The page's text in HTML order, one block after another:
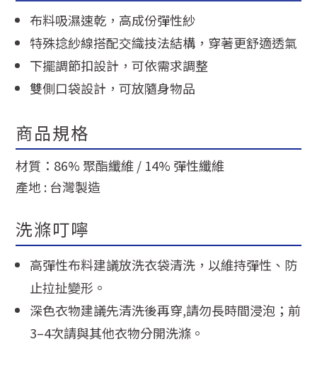
布料吸濕速乾，高成份彈性紗
特殊捻紗線搭配交織技法結構，穿著更舒適透氣
下擺調節扣設計，可依需求調整
雙側口袋設計，可放隨身物品
商品規格
材質：86% 聚酯纖維 / 14% 彈性纖維
產地 : 台灣製造
洗滌叮嚀
高彈性布料建議放洗衣袋清洗，以維持彈性、防
止拉扯變形。
深色衣物建議先清洗後再穿,請勿長時間浸泡；前
3–4次請與其他衣物分開洗滌。